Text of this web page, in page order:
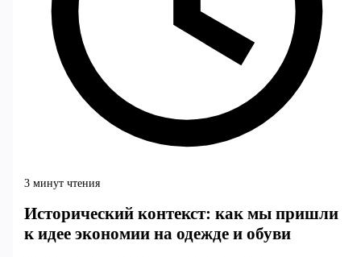
3 минут чтения
Исторический контекст: как мы пришли
к идее экономии на одежде и обуви